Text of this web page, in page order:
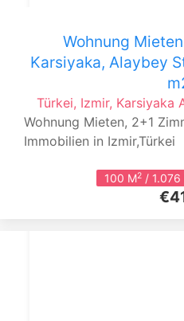
Wohnung
Karsiyaka, Alaybey
Türkei, Izmir, Karsiyaka
Wohnung Mieten, 2+1
Immobilien in Izmir,Türkei
100 M2 / 1.076